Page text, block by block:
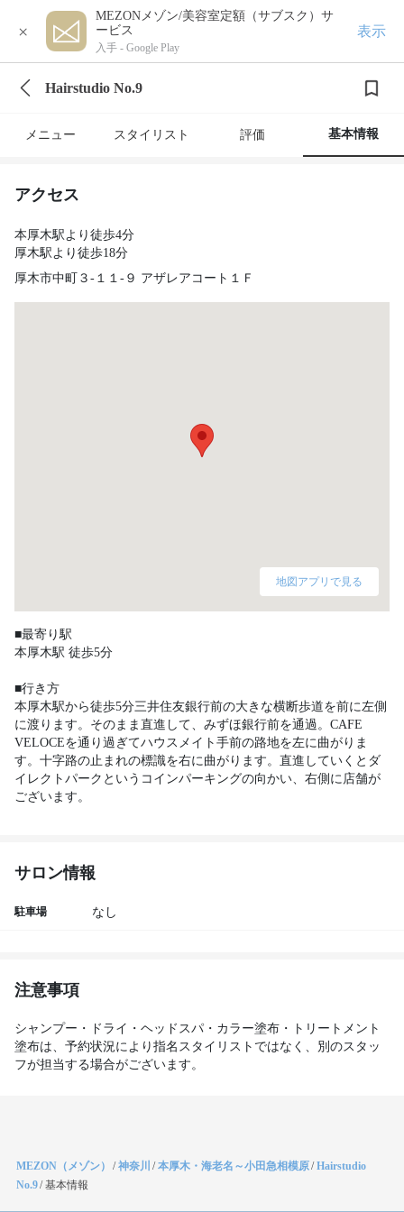
×
MEZONメゾン/美容室定額（サブスク）サ
ービス
入手 - Google Play
表示
Hairstudio No.9
メニュー スタイリスト 評価 基本情報
アクセス
本厚木駅より徒歩4分
厚木駅より徒歩18分
厚木市中町３‐１１‐９ アザレアコート１Ｆ
地図アプリで見る
■最寄り駅
本厚木駅 徒歩5分
■行き方
本厚木駅から徒歩5分三井住友銀行前の大きな横断歩道を前に左側
に渡ります。そのまま直進して、みずほ銀行前を通過。CAFE
VELOCEを通り過ぎてハウスメイト手前の路地を左に曲がりま
す。十字路の止まれの標識を右に曲がります。直進していくとダ
イレクトパークというコインパーキングの向かい、右側に店舗が
ございます。
サロン情報
駐車場 なし
注意事項
シャンプー・ドライ・ヘッドスパ・カラー塗布・トリートメント
塗布は、予約状況により指名スタイリストではなく、別のスタッ
フが担当する場合がございます。
MEZON（メゾン） /神奈川 /本厚木・海老名～小田急相模原/Hairstudio
No.9/基本情報